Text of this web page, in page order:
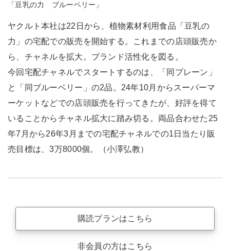
「豆乳の力 ブルーベリー」
ヤクルト本社は22日から、植物素材利用食品「豆乳の
力」の宅配での販売を開始する。これまでの店頭販売か
ら、チャネルを拡大。ブランド活性化を図る。
今回宅配チャネルでスタートするのは、「同プレーン」
と「同ブルーベリー」の2品。24年10月からスーパーマ
ーケットなどでの店頭販売を行ってきたが、好評を得て
いることからチャネル拡大に踏み切る。両品合わせた25
年7月から26年3月までの宅配チャネルでの1日当たり販
売目標は、3万8000個。（小澤弘教）
購読プランはこちら
非会員の方はこちら